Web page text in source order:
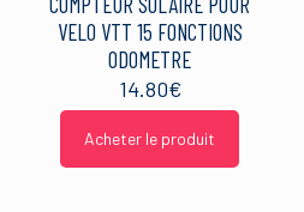
VELO VTT 15 FONCTIONS
ODOMETRE
14.80€
Acheter le produit